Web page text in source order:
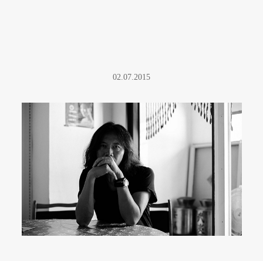
02.07.2015